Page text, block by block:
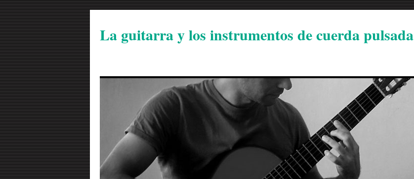
La guitarra y los instrumentos de cuerda pulsada